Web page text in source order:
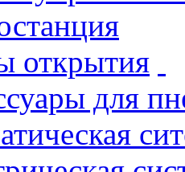
открытия
для